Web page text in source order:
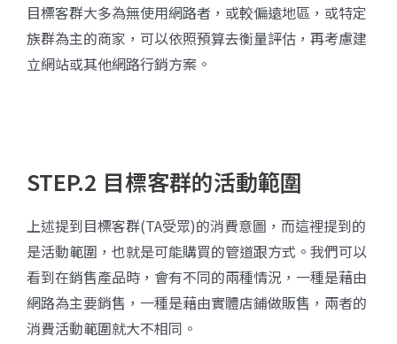
目標客群大多為無使用網路者，或較偏遠地區，或特定
族群為主的商家，可以依照預算去衡量評估，再考慮建
立網站或其他網路行銷方案。
STEP.2 目標客群的活動範圍
上述提到目標客群(TA受眾)的消費意圖，而這裡提到的
是活動範圍，也就是可能購買的管道跟方式。我們可以
看到在銷售產品時，會有不同的兩種情況，一種是藉由
網路為主要銷售，一種是藉由實體店鋪做販售，兩者的
消費活動範圍就大不相同。